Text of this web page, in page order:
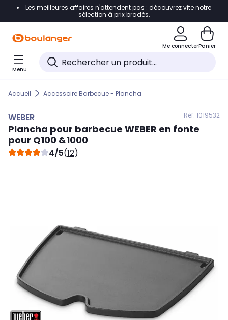
Accéder directement à la navigation
Accéder directement au pied de page
Accéder directement au chatbot
Les meilleures affaires n'attendent pas : découvrez vite notre
sélection à prix bradés.
Me connecterPanier
Menu
Accueil Accessoire Barbecue - Plancha
WEBER Réf. 1019532
Plancha pour barbecue WEBER en fonte
pour Q100 &1000
4/5(12)